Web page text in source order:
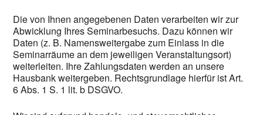
Die von Ihnen angegebenen Daten verarbeiten wir zur
Abwicklung Ihres Seminarbesuchs. Dazu können wir
Daten (z. B. Namensweitergabe zum Einlass in die
Seminarräume an dem jeweiligen Veranstaltungsort)
weiterleiten. Ihre Zahlungsdaten werden an unsere
Hausbank weitergeben. Rechtsgrundlage hierfür ist Art.
6 Abs. 1 S. 1 lit. b DSGVO.